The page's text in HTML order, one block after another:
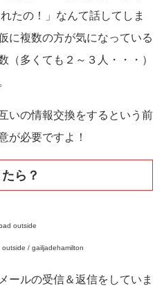
たの！」なんて話してしま
に複数の方が気になっている
（多くても２～３人・・・）
いの情報交換をするという前
が必要ですよ！
ら？
/ gailjadehamilton
ールの受信＆返信をしていま